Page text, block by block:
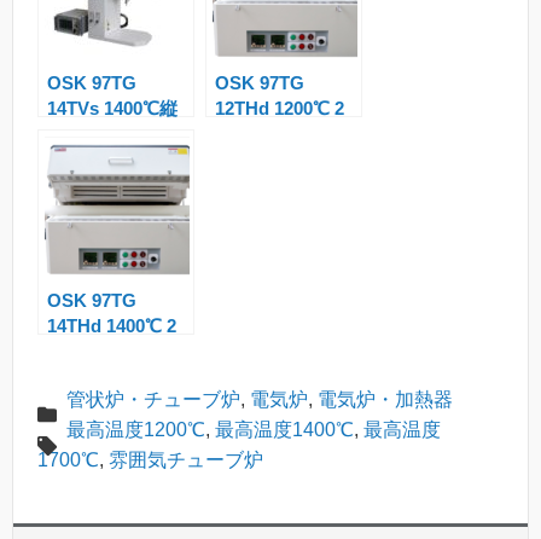
a
sl
at
e
OSK 97TG
14TVs 1400℃縦
OSK 97TG
12THd 1200℃ 2
OSK 97TG
14THd 1400℃ 2
管状炉・チューブ炉, 電気炉, 電気炉・加熱器
最高温度1200℃, 最高温度1400℃, 最高温度
1700℃, 雰囲気チューブ炉